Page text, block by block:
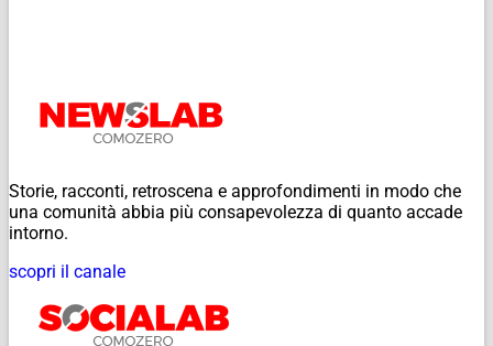
Storie, racconti, retroscena e approfondimenti in modo che
una comunità abbia più consapevolezza di quanto accade
intorno.
scopri il canale